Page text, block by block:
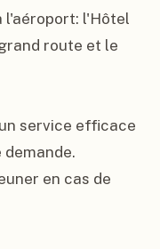
l'aéroport: l'Hôtel
route et le
service efficace
en cas de